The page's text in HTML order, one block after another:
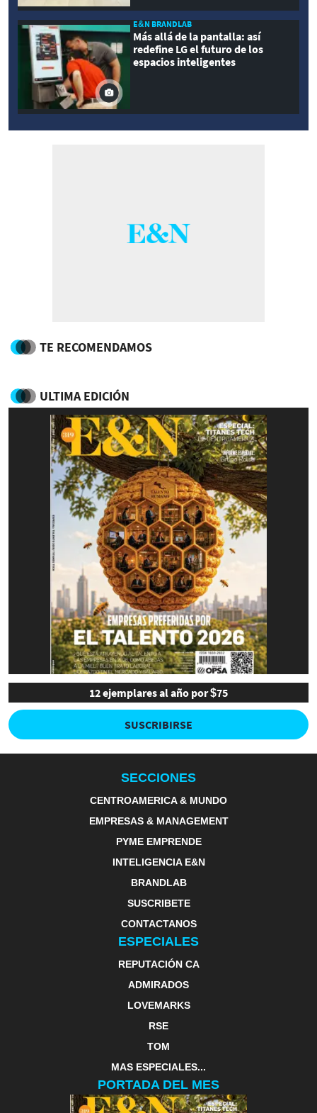
E&N BRANDLAB
Más allá de la pantalla: así
redefine LG el futuro de los
espacios inteligentes
TE RECOMENDAMOS
ULTIMA EDICIÓN
12 ejemplares al año por $75
SUSCRIBIRSE
SECCIONES
CENTROAMERICA & MUNDO
EMPRESAS & MANAGEMENT
PYME EMPRENDE
INTELIGENCIA E&N
BRANDLAB
SUSCRIBETE
CONTACTANOS
ESPECIALES
REPUTACIÓN CA
ADMIRADOS
LOVEMARKS
RSE
TOM
MAS ESPECIALES...
PORTADA DEL MES